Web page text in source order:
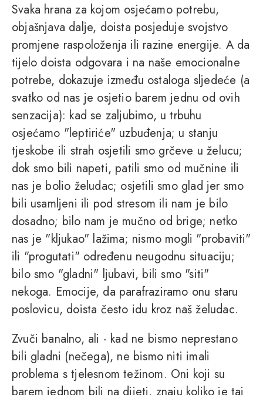
Svaka hrana za kojom osjećamo potrebu,
objašnjava dalje, doista posjeduje svojstvo
promjene raspoloženja ili razine energije. A da
tijelo doista odgovara i na naše emocionalne
potrebe, dokazuje između ostaloga sljedeće (a
svatko od nas je osjetio barem jednu od ovih
senzacija): kad se zaljubimo, u trbuhu
osjećamo "leptiriće" uzbuđenja; u stanju
tjeskobe ili strah osjetili smo grčeve u želucu;
dok smo bili napeti, patili smo od mučnine ili
nas je bolio želudac; osjetili smo glad jer smo
bili usamljeni ili pod stresom ili nam je bilo
dosadno; bilo nam je mučno od brige; netko
nas je "kljukao" lažima; nismo mogli "probaviti"
ili "progutati" određenu neugodnu situaciju;
bilo smo "gladni" ljubavi, bili smo "siti"
nekoga. Emocije, da parafraziramo onu staru
poslovicu, doista često idu kroz naš želudac.
Zvuči banalno, ali - kad ne bismo neprestano
bili gladni (nečega), ne bismo niti imali
problema s tjelesnom težinom. Oni koji su